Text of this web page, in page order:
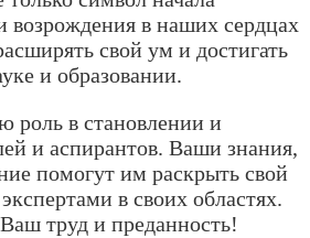
возрождения в наших сердцах
свой ум и достигать
и образовании.
роль в становлении и
и аспирантов. Ваши знания,
помогут им раскрыть свой
в своих областях.
труд и преданность!